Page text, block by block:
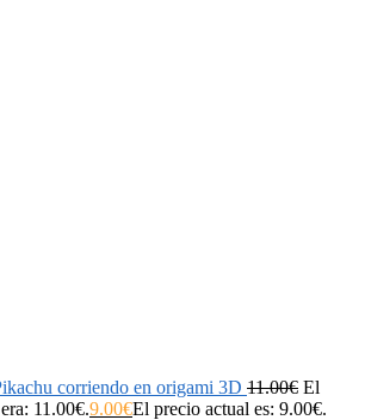
corriendo en origami 3D 11.00€ El
11.00€.9.00€El precio actual es: 9.00€.